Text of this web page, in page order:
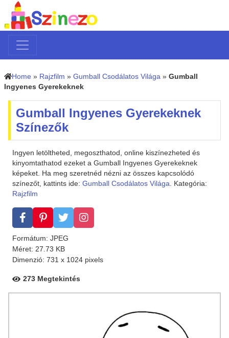
Home » Rajzfilm » Gumball Csodálatos Világa » Gumball
Ingyenes Gyerekeknek
Gumball Ingyenes Gyerekeknek
Színezők
Ingyen letöltheted, megoszthatod, online kiszínezheted és
kinyomtathatod ezeket a Gumball Ingyenes Gyerekeknek
képeket. Ha meg szeretnéd nézni az összes kapcsolódó
színezőt, kattints ide: Gumball Csodálatos Világa. Kategória:
Rajzfilm
Formátum: JPEG
Méret: 27.73 KB
Dimenzió: 731 x 1024 pixels
273 Megtekintés